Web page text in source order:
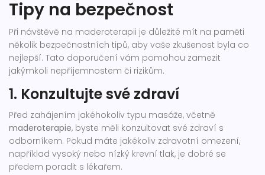
Tipy na bezpečnost
Při návštěvě na maderoterapii je důležité mít na paměti
několik bezpečnostních tipů, aby vaše zkušenost byla co
nejlepší. Tato doporučení vám pomohou zamezit
jakýmkoli nepříjemnostem či rizikům.
1. Konzultujte své zdraví
Před zahájením jakéhokoliv typu masáže, včetně
maderoterapie, byste měli konzultovat své zdraví s
odborníkem. Pokud máte jakékoliv zdravotní omezení,
například vysoký nebo nízký krevní tlak, je dobré se
předem poradit s lékařem.